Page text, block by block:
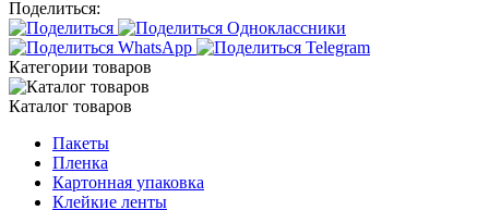
Поделиться:
Категории товаров
Каталог товаров
Пакеты
Пленка
Картонная упаковка
Клейкие ленты